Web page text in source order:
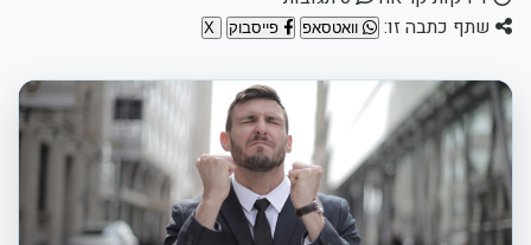
שתף כתבה זו:
וואטסאפ פייסבוק